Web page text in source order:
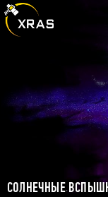
СОЛНЕЧНЫЕ